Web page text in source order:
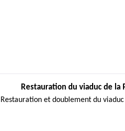
Restauration du viaduc de la
Restauration et doublement du